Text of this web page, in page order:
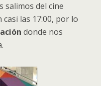
salimos del cine
las 17:00, por lo
donde nos